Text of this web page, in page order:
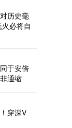
历史毫
必将自
于安倍
通缩
穿深V